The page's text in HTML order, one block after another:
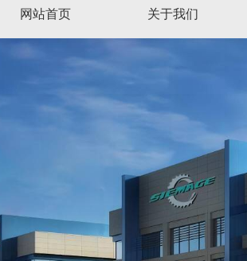
网站首页 关于我们